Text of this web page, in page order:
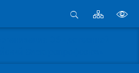
Открыть
Карта
сайта